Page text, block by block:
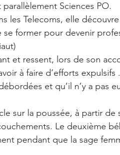
parallèlement Sciences PO.
les Telecoms, elle
former pour devenir
et ressent, lors de son
à faire d’efforts expulsifs
et qu’il n’y a pas
sur la poussée, à partir de
Le deuxième
pendant que la sage